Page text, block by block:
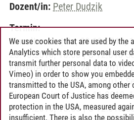
Dozent/in: Peter Dudzik
Termin:
Einzeltermin | Sa, 23.10.2010,
23.10.2010, 18:00 | C 12.013
Einzeltermin | So, 24.10.2010,
24.10.2010, 18:00 | C 12.013
Einzeltermin | Sa, 06.11.2010,
06.11.2010, 18:00 | C 12.013
We use cookies that are used by the
Analytics which store personal user
transmit further personal data to
Vimeo) in order to show you
transmitted to the USA, among other
European Court of Justice has
protection in the USA, measured
insufficient. There is also the